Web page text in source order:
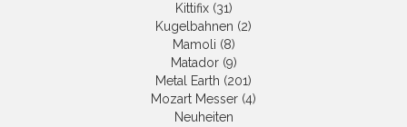
Kittifix (31)
Kugelbahnen (2)
Mamoli (8)
Matador (9)
Metal Earth (201)
Mozart Messer (4)
Neuheiten